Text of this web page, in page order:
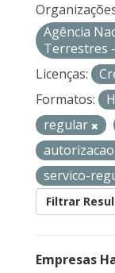
Agência
Terrestres
Licenças:
Formatos:
regular
autorizacao
servico-
Filtrar
Empresas